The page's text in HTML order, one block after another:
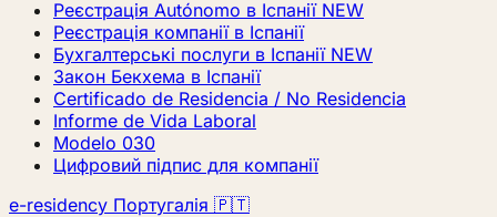
Реєстрація Autónomo в Іспанії NEW
Реєстрація компанії в Іспанії
Бухгалтерські послуги в Іспанії NEW
Закон Бекхема в Іспанії
Certificado de Residencia / No Residencia
Informe de Vida Laboral
Modelo 030
Цифровий підпис для компанії
e-residency Португалія 🇵🇹